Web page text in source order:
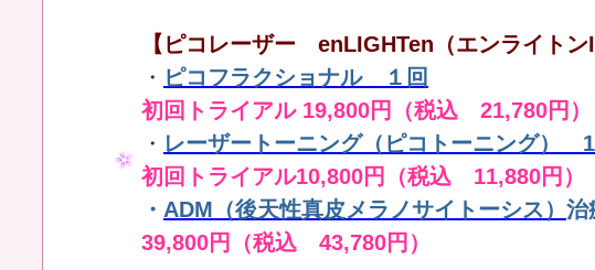
【ピコレーザー enLIGHTen（エンライトン
・ ピコフラクショナル １回
初回トライアル 19,800円（税込 21,780円）
・ レーザートーニング（ピコトーニング）
初回トライアル10,800円（税込 11,880円）
・ ADM（後天性真皮メラノサイトーシス） 治
39,800円（税込 43,780円）